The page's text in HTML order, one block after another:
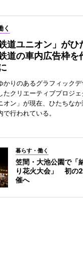
く
道ユニオン」がひ
道の車内広告枠を
かりのあるグラフィックデ
たクリエーティブプロジ
オン」が現在、ひたちなか
行われている。
暮らす・働く
笠間・大池公園で「
り花火大会」 初の
催へ